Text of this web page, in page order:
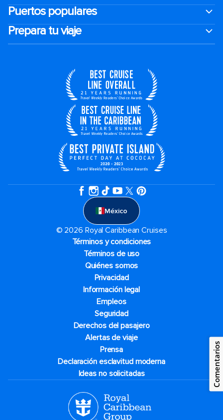
Puertos populares
Prepara tu viaje
México
© 2026 Royal Caribbean Cruises
Términos y condiciones
Términos de uso
Quiénes somos
Privacidad
Información legal
Empleos
Seguridad
Derechos del pasajero
Alertas de viaje
Prensa
Declaración esclavitud moderna
Ideas no solicitadas
Comentarios